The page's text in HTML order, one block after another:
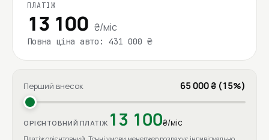
ПЛАТІЖ
13 100 ₴/міс
Повна ціна авто: 431 000 ₴
Перший внесок 65 000 ₴ (15%)
ОРІЄНТОВНИЙ ПЛАТІЖ 13 100₴/міс